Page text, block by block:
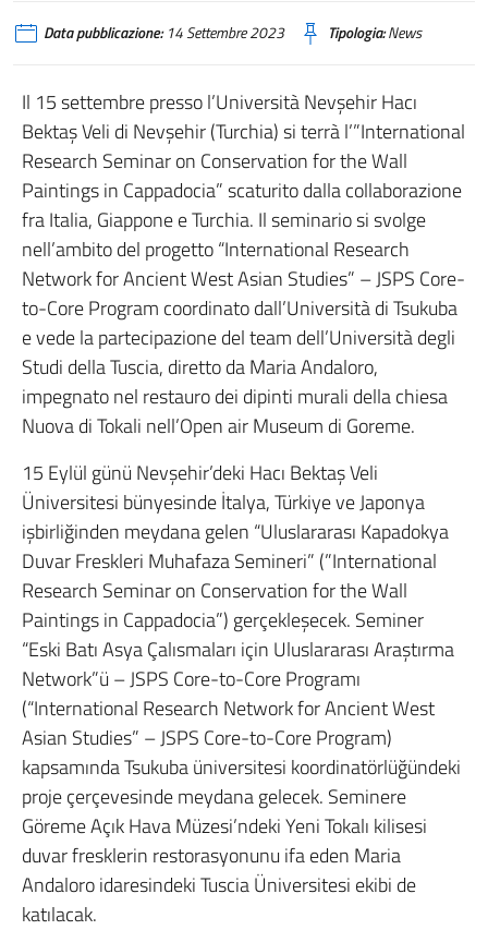
Data pubblicazione:14 Settembre 2023 Tipologia:News
Il 15 settembre presso l’Università Nevşehir Hacı
Bektaş Veli di Nevşehir (Turchia) si terrà l’”International
Research Seminar on Conservation for the Wall
Paintings in Cappadocia” scaturito dalla collaborazione
fra Italia, Giappone e Turchia. Il seminario si svolge
nell’ambito del progetto “International Research
Network for Ancient West Asian Studies” – JSPS Core-
to-Core Program coordinato dall’Università di Tsukuba
e vede la partecipazione del team dell’Università degli
Studi della Tuscia, diretto da Maria Andaloro,
impegnato nel restauro dei dipinti murali della chiesa
Nuova di Tokali nell’Open air Museum di Goreme.
15 Eylül günü Nevşehir’deki Hacı Bektaş Veli
Üniversitesi bünyesinde İtalya, Türkiye ve Japonya
işbirliğinden meydana gelen “Uluslararası Kapadokya
Duvar Freskleri Muhafaza Semineri” (”International
Research Seminar on Conservation for the Wall
Paintings in Cappadocia”) gerçekleşecek. Seminer
“Eski Batı Asya Çalısmaları için Uluslararası Araştırma
Network”ü – JSPS Core-to-Core Programı
(“International Research Network for Ancient West
Asian Studies” – JSPS Core-to-Core Program)
kapsamında Tsukuba üniversitesi koordinatörlüğündeki
proje çerçevesinde meydana gelecek. Seminere
Göreme Açık Hava Müzesi’ndeki Yeni Tokalı kilisesi
duvar fresklerin restorasyonunu ifa eden Maria
Andaloro idaresindeki Tuscia Üniversitesi ekibi de
katılacak.